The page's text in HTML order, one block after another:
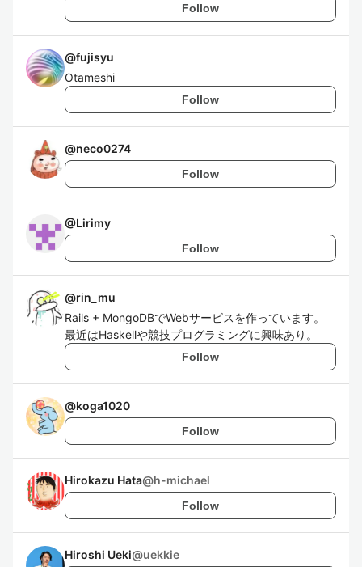
Follow
@fujisyu
Otameshi
Follow
@neco0274
Follow
@Lirimy
Follow
@rin_mu
Rails + MongoDBでWebサービスを作っています。
最近はHaskellや競技プログラミングに興味あり。
Follow
@koga1020
Follow
Hirokazu Hata@h-michael
Follow
Hiroshi Ueki@uekkie